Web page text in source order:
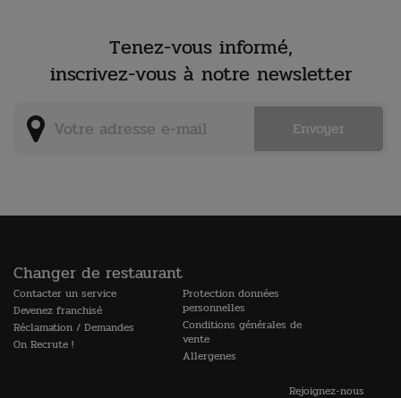
Tenez-vous informé,
inscrivez-vous à notre newsletter
Changer de restaurant
Contacter un service
Devenez franchisé
Réclamation / Demandes
On Recrute !
Protection données
personnelles
Conditions générales de
vente
Allergenes
Rejoignez-nous